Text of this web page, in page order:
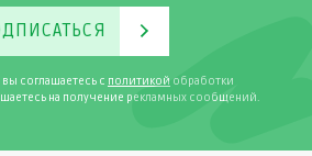
Lassie
детской одежды
модели Lassie. Они
соглашаетесь с политикой обработки
на получение рекламных сообщений.